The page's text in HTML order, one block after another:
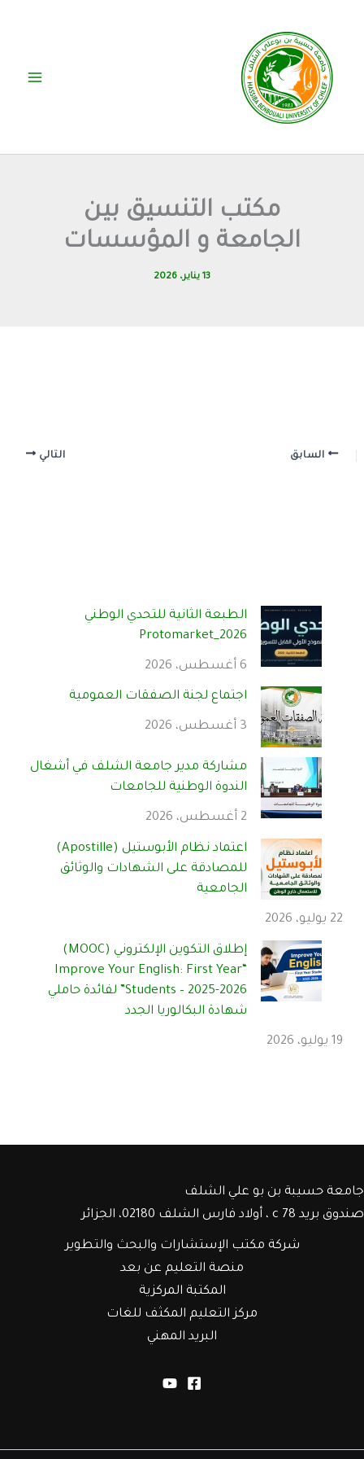
المحتوى
مكتب التنسيق بين
الجامعة و المؤسسات
13 يناير، 2026
الطبعة الثانية للتحدي الوطني
Protomarket_2026
6 أغسطس، 2026
اجتماع لجنة الصفقات العمومية
3 أغسطس، 2026
مشاركة مدير جامعة الشلف في أشغال
الندوة الوطنية للجامعات
2 أغسطس، 2026
اعتماد نظام الأبوستيل (Apostille)
للمصادقة على الشهادات والوثائق
الجامعية
22 يوليو، 2026
إطلاق التكوين الإلكتروني (MOOC)
“Improve Your English: First Year
Students – 2025-2026” لفائدة حاملي
شهادة البكالوريا الجدد
19 يوليو، 2026
السابق التالي
جامعة حسيبة بن بو علي الشلف
صندوق بريد c 78 ، أولاد فارس الشلف 02180، الجزائر
شركة مكتب الإستشارات والبحث والتطوير
منصة التعليم عن بعد
المكتبة المركزية
مركز التعليم المكثف للغات
البريد المهني